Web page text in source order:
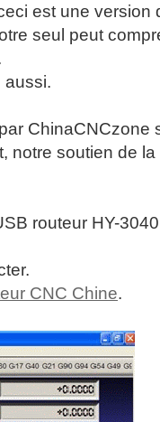
est une version
seul peut
aussi.
ChinaCNCzone
notre soutien de
routeur HY-
CNC Chine.